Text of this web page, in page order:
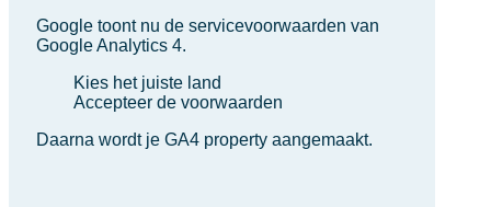
Google toont nu de servicevoorwaarden van
Google Analytics 4.
Kies het juiste land
Accepteer de voorwaarden
Daarna wordt je GA4 property aangemaakt.